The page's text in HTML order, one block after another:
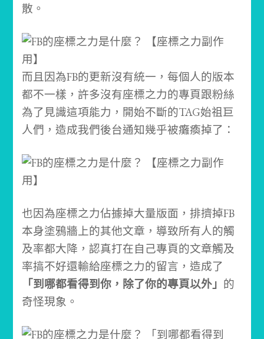
散。
而且因為FB的更新沒有統一，每個人的版本
都不一樣，許多沒有座標之力的專頁跟粉絲
為了見識這項能力，開始不斷的TAG始祖巨
人們，造成我們後台通知幾乎被癱瘓掉了：
也因為座標之力佔據掉大量版面，排擠掉FB
本身塗鴉牆上的其他文章，導致所有人的觸
及率都大降，認真打在自己專頁的文章觸及
率搞不好還輸給座標之力的留言，造成了
「到哪都看得到你，除了你的專頁以外」 的
奇怪現象。